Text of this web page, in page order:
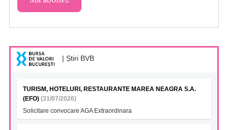
| Știri BVB
TURISM, HOTELURI, RESTAURANTE MAREA NEAGRA S.A.
(EFO) (31/07/2026)
Solicitare convocare AGA Extraordinara